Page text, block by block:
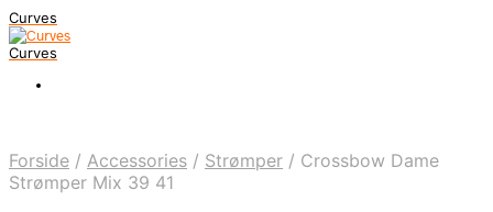
Curves
Curves
Forside / Accessories / Strømper / Crossbow Dame
Strømper Mix 39 41